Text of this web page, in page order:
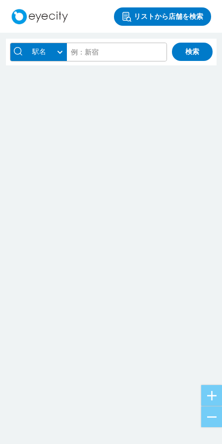
リストから店舗を検索
駅名 検索